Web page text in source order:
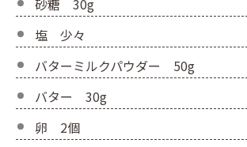
砂糖 30g
塩 少々
バターミルクパウダー 50g
バター 30g
卵 2個